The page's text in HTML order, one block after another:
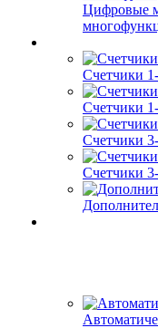
Цифровые
Счетчики
Счетчики
Счетчики
Счетчики